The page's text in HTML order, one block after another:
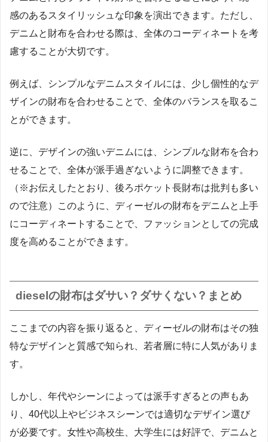
感のあるスタイリッシュな印象を演出できます。ただし、
デニムと財布を合わせる際は、全体のコーディネートを考
慮することが大切です。
例えば、シンプルなデニムスタイルには、少し個性的なデ
ザインの財布を合わせることで、全体のバランスを取るこ
とができます。
逆に、デザインの強いデニムには、シンプルな財布を合わ
せることで、全体が派手過ぎないように調整できます。
（※お伝えしたとおり、後ろポケット長財布は批判も多い
ので注意）このように、ディーゼルの財布をデニムと上手
にコーディネートすることで、ファッションとしての完成
度を高めることができます。
dieselの財布はダサい？ダサくない？まとめ
ここまでの内容を振り返ると、ディーゼルの財布はその独
特なデザインと質感で知られ、若者層に特に人気がありま
す。
しかし、年代やシーンによっては派手すぎるとの声もあ
り、40代以上やビジネスシーンでは適切なデザイン選び
が必要です。女性や高校生、大学生には好評で、デニムと